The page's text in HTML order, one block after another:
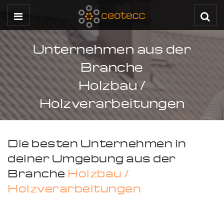
Unternehmen aus der
Branche
Holzbau /
Holzverarbeitungen
Die besten Unternehmen in
deiner Umgebung aus der
Branche Holzbau /
Holzverarbeitungen